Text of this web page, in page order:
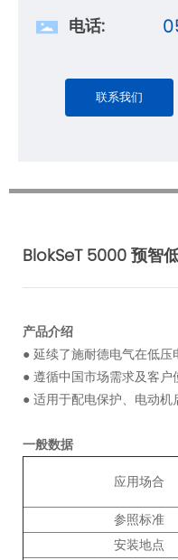
电话:
联系我们
BlokSeT 5000 预智
产品介绍
● 延续了施耐德电气在低
● 遵循中国市场需求及客户
● 适用于配电保护、电动
一般数据
应用场合
参照标准
安装地点